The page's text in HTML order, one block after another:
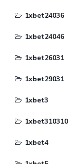
1xbet24036
1xbet24046
1xbet26031
1xbet29031
1xbet3
1xbet310310
1xbet4